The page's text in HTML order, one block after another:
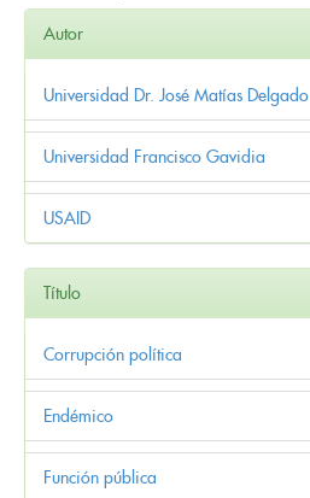
Autor
Universidad Dr. José Matías Delgado
Universidad Francisco Gavidia
USAID
Título
Corrupción política
Endémico
Función pública